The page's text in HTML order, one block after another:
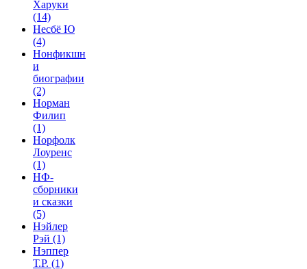
Харуки
(14)
Несбё Ю
(4)
Нонфикшн
и
биографии
(2)
Норман
Филип
(1)
Норфолк
Лоуренс
(1)
НФ-
сборники
и сказки
(5)
Нэйлер
Рэй (1)
Нэппер
Т.Р. (1)